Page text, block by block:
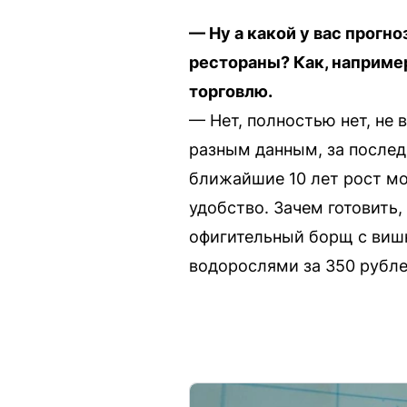
— Ну а какой у вас
рестораны? Как,
торговлю.
— Нет, полностью нет, не
разным данным, за
ближайшие 10 лет рост
удобство. Зачем
офигительный борщ с
водорослями за 350